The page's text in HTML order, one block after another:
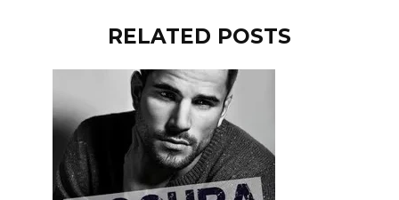
RELATED POSTS